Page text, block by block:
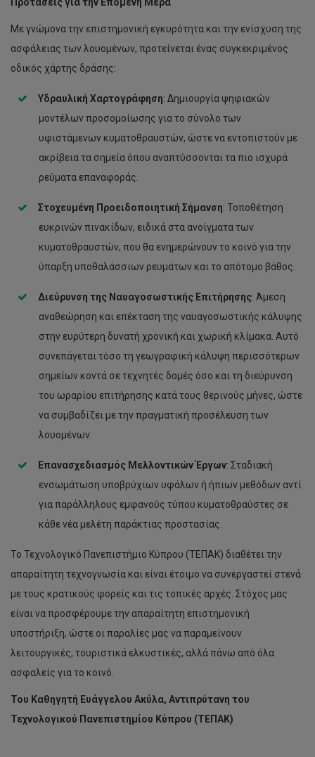
Με γνώμονα την επιστημονική εγκυρότητα και την ενίσχυση της
ασφάλειας των λουομένων, προτείνεται ένας συγκεκριμένος
οδικός χάρτης δράσης:
Υδραυλική Χαρτογράφηση: Δημιουργία ψηφιακών
μοντέλων προσομοίωσης για το σύνολο των
υφιστάμενων κυματοθραυστών, ώστε να εντοπιστούν με
ακρίβεια τα σημεία όπου αναπτύσσονται τα πιο ισχυρά
ρεύματα επαναφοράς.
Στοχευμένη Προειδοποιητική Σήμανση: Τοποθέτηση
ευκρινών πινακίδων, ειδικά στα ανοίγματα των
κυματοθραυστών, που θα ενημερώνουν το κοινό για την
ύπαρξη υποθαλάσσιων ρευμάτων και το απότομο βάθος.
Διεύρυνση της Ναυαγοσωστικής Επιτήρησης: Άμεση
αναθεώρηση και επέκταση της ναυαγοσωστικής κάλυψης
στην ευρύτερη δυνατή χρονική και χωρική κλίμακα. Αυτό
συνεπάγεται τόσο τη γεωγραφική κάλυψη περισσότερων
σημείων κοντά σε τεχνητές δομές όσο και τη διεύρυνση
του ωραρίου επιτήρησης κατά τους θερινούς μήνες, ώστε
να συμβαδίζει με την πραγματική προσέλευση των
λουομένων.
Επανασχεδιασμός Μελλοντικών Έργων: Σταδιακή
ενσωμάτωση υποβρύχιων υφάλων ή ήπιων μεθόδων αντί
για παράλληλους εμφανούς τύπου κυματοθραύστες σε
κάθε νέα μελέτη παράκτιας προστασίας.
Το Τεχνολογικό Πανεπιστήμιο Κύπρου (ΤΕΠΑΚ) διαθέτει την
απαραίτητη τεχνογνωσία και είναι έτοιμο να συνεργαστεί στενά
με τους κρατικούς φορείς και τις τοπικές αρχές. Στόχος μας
είναι να προσφέρουμε την απαραίτητη επιστημονική
υποστήριξη, ώστε οι παραλίες μας να παραμείνουν
λειτουργικές, τουριστικά ελκυστικές, αλλά πάνω από όλα
ασφαλείς για το κοινό.
Του Καθηγητή Ευάγγελου Ακύλα, Αντιπρύτανη του
Τεχνολογικού Πανεπιστημίου Κύπρου (ΤΕΠΑΚ)
Εξέλιξη
της
Υδραυλικής
στην
Κύπρο: